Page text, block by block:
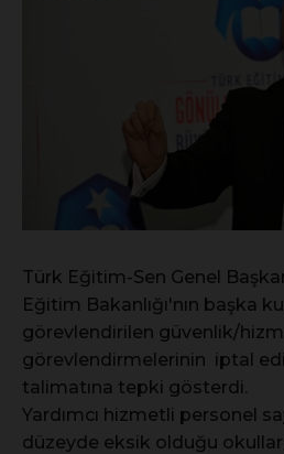
Türk Eğitim-Sen Genel
Eğitim Bakanlığı'nın başka
görevlendirilen güvenlik/
görevlendirmelerinin iptal
talimatına tepki gösterdi.
Yardımcı hizmetli personel
düzeyde eksik olduğu